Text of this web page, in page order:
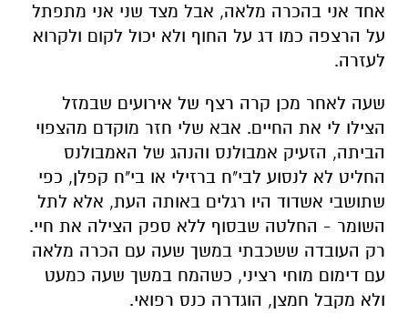
אחד אני בהכרה מלאה, אבל מצד שני אני מתפתל
על הרצפה כמו דג על החוף ולא יכול לקום ולקרוא
לעזרה.
שעה לאחר מכן קרה רצף של אירועים שבמזל
הצילו לי את החיים. אבא שלי חזר מוקדם מהצפוי
הביתה, הזעיק אמבולנס והנהג של האמבולנס
החליט לא לנסוע לבי"ח ברזילי או בי"ח קפלן, כפי
שתושבי אשדוד היו רגלים באותה העת, אלא לתל
השומר - החלטה שבסוף ללא ספק הצילה את חיי.
רק העובדה ששכבתי במשך שעה עם הכרה מלאה
עם דימום מוחי רציני, כשהמח במשך שעה כמעט
ולא מקבל חמצן, הוגדרה כנס רפואי.